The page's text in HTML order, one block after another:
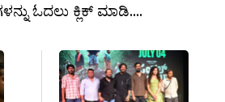
ಓದಲು ಕ್ಲಿಕ್ ಮಾಡಿ....